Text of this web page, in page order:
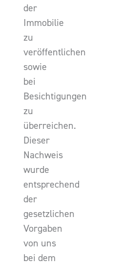
der
Immobilie
zu
veröffentlichen
sowie
bei
Besichtigungen
zu
überreichen.
Dieser
Nachweis
wurde
entsprechend
der
gesetzlichen
Vorgaben
von uns
bei dem